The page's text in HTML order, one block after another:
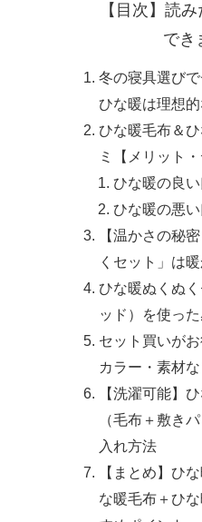
【目次】読
でき
冬の寝具選び
ひな暖は理想
ひな暖毛布＆
ミ【メリット・
ひな暖の良
ひな暖の悪
【温かさの秘
くセット」は
ひな暖ぬくぬ
ッド）を使っ
セット買いが
カラー・素材
【洗濯可能】
（毛布＋敷き
入れ方法
【まとめ】ひ
な暖毛布＋ひ